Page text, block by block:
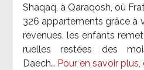
Shaqaq, à Qaraqosh, où
326 appartements grâce à
revenues, les enfants
ruelles restées des
Daech… Pour en savoir plus,